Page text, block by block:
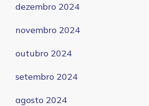
dezembro 2024
novembro 2024
outubro 2024
setembro 2024
agosto 2024